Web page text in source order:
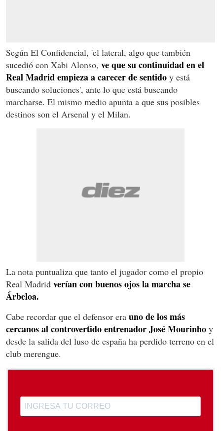
Según El Confidencial, 'el lateral, algo que también
sucedió con Xabi Alonso, ve que su continuidad en el
Real Madrid empieza a carecer de sentido y está
buscando soluciones', ante lo que está buscando
marcharse. El mismo medio apunta a que sus posibles
destinos son el Arsenal y el Milan.
La nota puntualiza que tanto el jugador como el propio
Real Madrid verían con buenos ojos la marcha se
Árbeloa.
Cabe recordar que el defensor era uno de los más
cercanos al controvertido entrenador José Mourinho y
desde la salida del luso de españa ha perdido terreno en el
club merengue.